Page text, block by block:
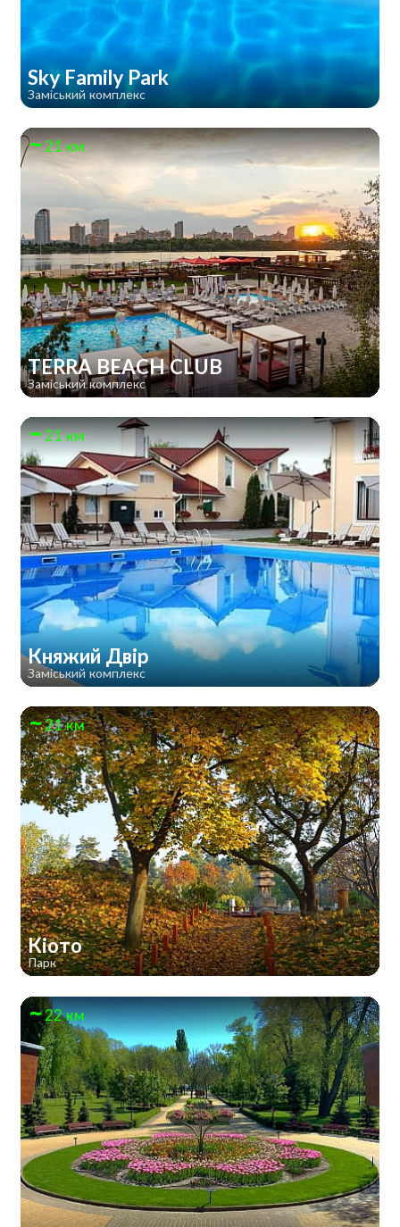
Sky Family Park
Заміський комплекс
21 км
TERRA BEACH CLUB
Заміський комплекс
21 км
Княжий Двір
Заміський комплекс
21 км
Кіото
Парк
22 км